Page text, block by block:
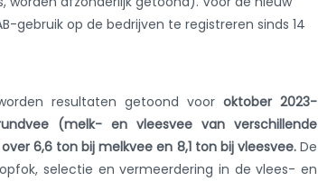
op de bedrijven te registreren sinds 14
resultaten getoond vooroktober 2023-
(melk- en vleesvee van verschillende
6,6 ton bij melkvee en 8,1 ton bij vleesvee.De
selectie en vermeerdering in de vlees- en